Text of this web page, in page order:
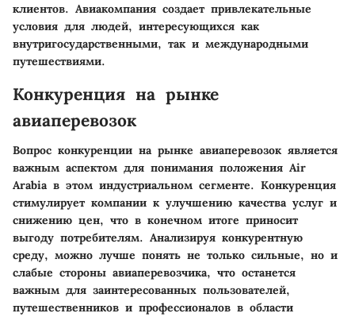
клиентов. Авиакомпания создает привлекательные
условия для людей, интересующихся как
внутригосударственными, так и международными
путешествиями.
Конкуренция на рынке
авиаперевозок
Вопрос конкуренции на рынке авиаперевозок является
важным аспектом для понимания положения Air
Arabia в этом индустриальном сегменте. Конкуренция
стимулирует компании к улучшению качества услуг и
снижению цен, что в конечном итоге приносит
выгоду потребителям. Анализируя конкурентную
среду, можно лучше понять не только сильные, но и
слабые стороны авиаперевозчика, что останется
важным для заинтересованных пользователей,
путешественников и профессионалов в области